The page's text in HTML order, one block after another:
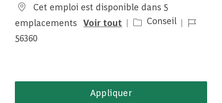
Cet emploi est disponible dans 5
emplacements Voir tout Catégorie
Conseil
Job Id
56360
Appliquer